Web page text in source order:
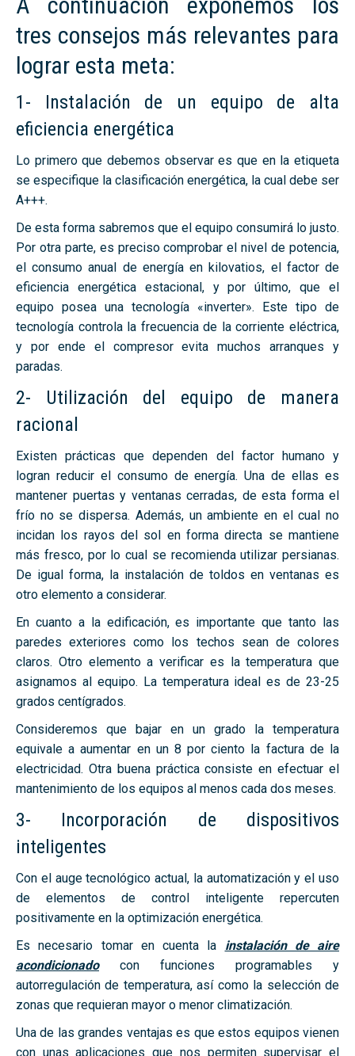
tres consejos más relevantes para
lograr esta meta:
1- Instalación de un equipo de alta
eficiencia energética
Lo primero que debemos observar es que en la etiqueta
se especifique la clasificación energética, la cual debe ser
A+++.
De esta forma sabremos que el equipo consumirá lo justo.
Por otra parte, es preciso comprobar el nivel de potencia,
el consumo anual de energía en kilovatios, el factor de
eficiencia energética estacional, y por último, que el
equipo posea una tecnología «inverter». Este tipo de
tecnología controla la frecuencia de la corriente eléctrica,
y por ende el compresor evita muchos arranques y
paradas.
2- Utilización del equipo de manera
racional
Existen prácticas que dependen del factor humano y
logran reducir el consumo de energía. Una de ellas es
mantener puertas y ventanas cerradas, de esta forma el
frío no se dispersa. Además, un ambiente en el cual no
incidan los rayos del sol en forma directa se mantiene
más fresco, por lo cual se recomienda utilizar persianas.
De igual forma, la instalación de toldos en ventanas es
otro elemento a considerar.
En cuanto a la edificación, es importante que tanto las
paredes exteriores como los techos sean de colores
claros. Otro elemento a verificar es la temperatura que
asignamos al equipo. La temperatura ideal es de 23-25
grados centígrados.
Consideremos que bajar en un grado la temperatura
equivale a aumentar en un 8 por ciento la factura de la
electricidad. Otra buena práctica consiste en efectuar el
mantenimiento de los equipos al menos cada dos meses.
3- Incorporación de dispositivos
inteligentes
Con el auge tecnológico actual, la automatización y el uso
de elementos de control inteligente repercuten
positivamente en la optimización energética.
Es necesario tomar en cuenta la instalación de aire
acondicionadocon funciones programables y
autorregulación de temperatura, así como la selección de
zonas que requieran mayor o menor climatización.
Una de las grandes ventajas es que estos equipos vienen
con unas aplicaciones que nos permiten supervisar el